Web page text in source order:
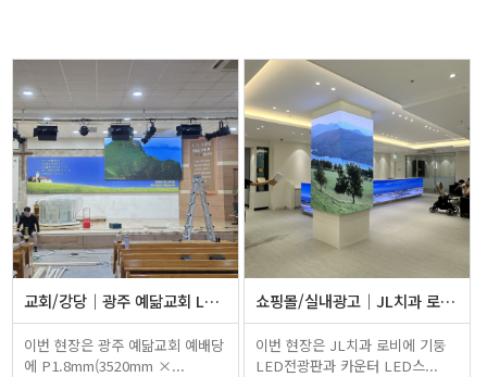
교회/강당 광주 예닮교회 LED전광판 설치
이번 현장은 광주 예닮교회 예배당
에 P1.8mm(3520mm ×...
쇼핑몰/실내광고 JL치과 로비 기둥 LED전광판 및 …
이번 현장은 JL치과 로비에 기둥
LED전광판과 카운터 LED스...